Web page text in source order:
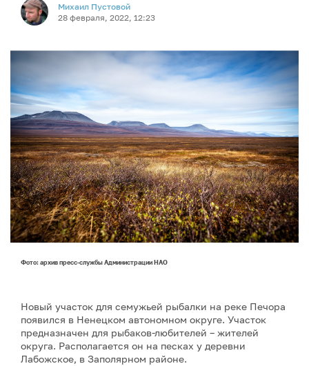
Михаил Пустовой
28 февраля, 2022, 12:23
Фото: архив пресс-службы Администрации НАО
Новый участок для семужьей рыбалки на реке Печора
появился в Ненецком автономном округе. Участок
предназначен для рыбаков-любителей – жителей
округа. Располагается он на песках у деревни
Лабожское, в Заполярном районе.